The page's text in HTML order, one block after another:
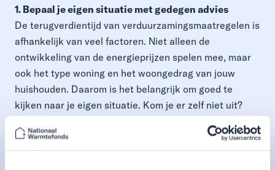
1. Bepaal je eigen situatie met gedegen advies
De terugverdientijd van verduurzamingsmaatregelen is
afhankelijk van veel factoren. Niet alleen de
ontwikkeling van de energieprijzen spelen mee, maar
ook het type woning en het woongedrag van jouw
huishouden. Daarom is het belangrijk om goed te
kijken naar je eigen situatie. Kom je er zelf niet uit?
geeft aan welke maatregelen een energiebesparing
voor je woning opleveren, je comfort verhogen en het